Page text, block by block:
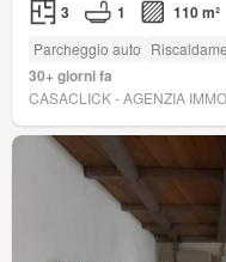
3 1 110 m²
Parcheggio auto
30+ giorni fa
CASACLICK - AGENZIA